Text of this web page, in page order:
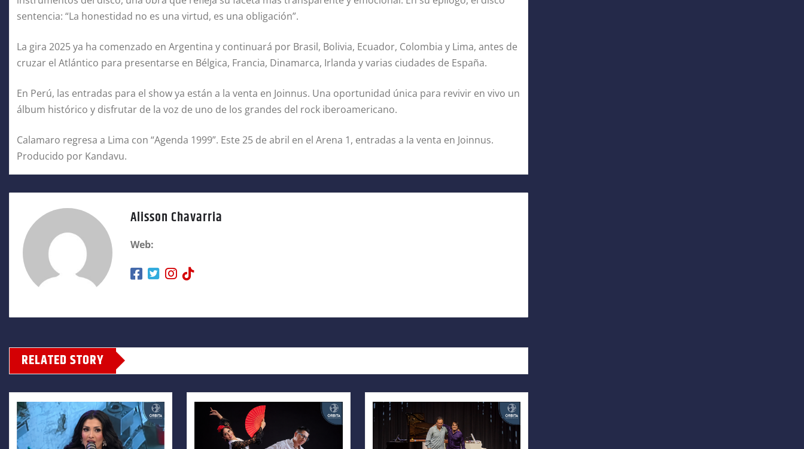
sentencia: “La honestidad no es una virtud, es una obligación”.
La gira 2025 ya ha comenzado en Argentina y continuará por Brasil, Bolivia, Ecuador, Colombia y Lima, antes de
cruzar el Atlántico para presentarse en Bélgica, Francia, Dinamarca, Irlanda y varias ciudades de España.
En Perú, las entradas para el show ya están a la venta en Joinnus. Una oportunidad única para revivir en vivo un
álbum histórico y disfrutar de la voz de uno de los grandes del rock iberoamericano.
Calamaro regresa a Lima con “Agenda 1999”. Este 25 de abril en el Arena 1, entradas a la venta en Joinnus.
Producido por Kandavu.
Alisson Chavarria
Web:
RELATED STORY